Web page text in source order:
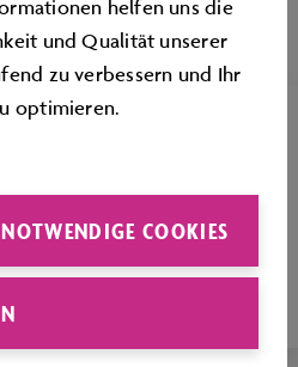
für Erwachsene mit
helfen uns die
und Qualität unserer
zu verbessern und Ihr
optimieren.
COOKIES